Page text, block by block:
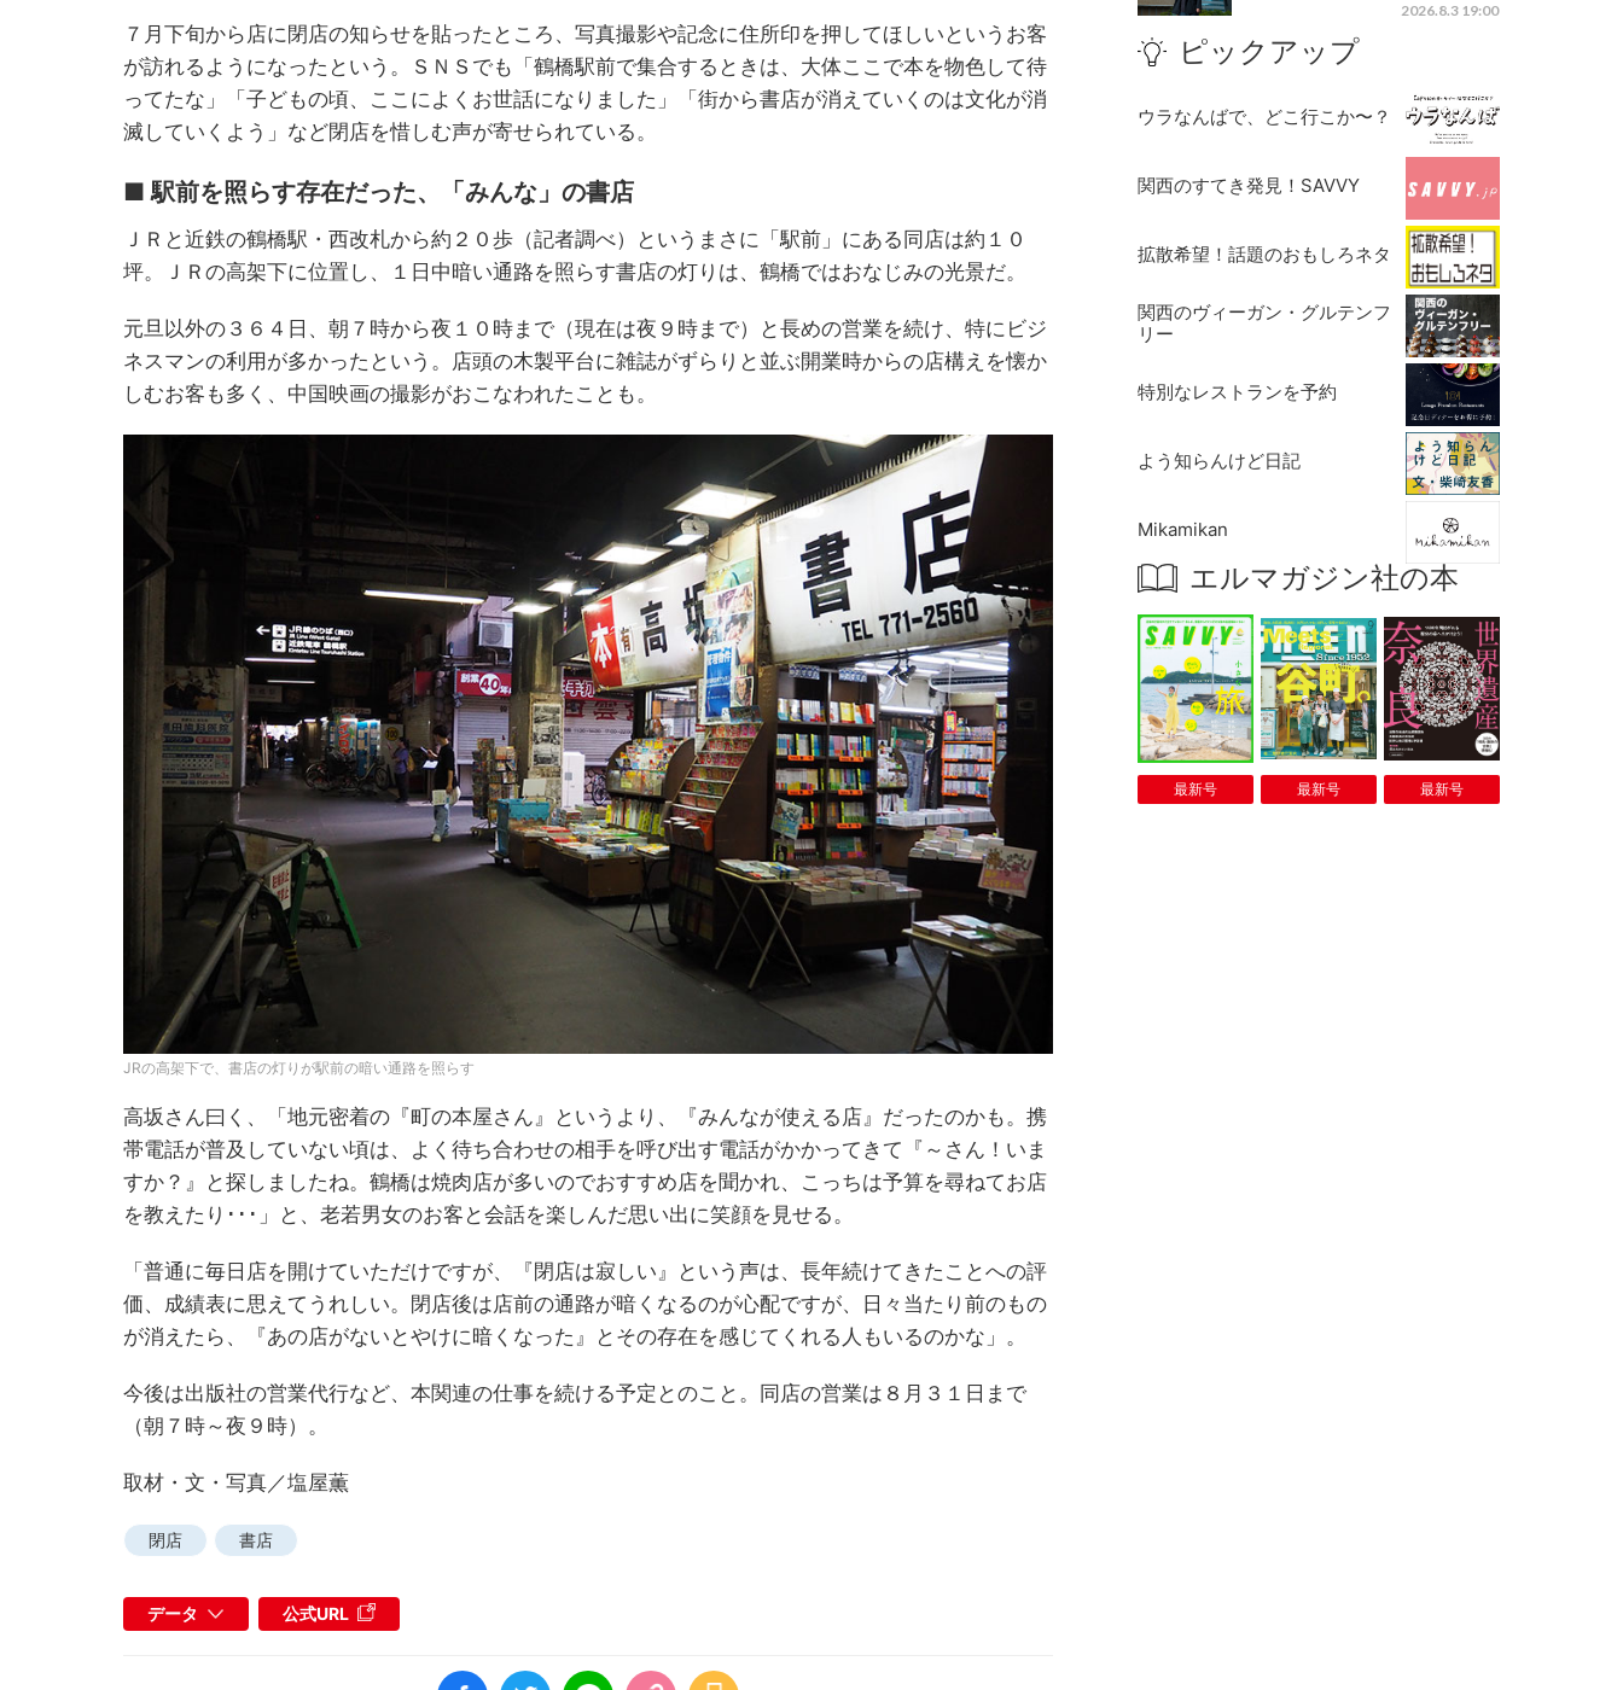
７月下旬から店に閉店の知らせを貼ったところ、写真撮影や記念に住所印を押してほしいというお客
が訪れるようになったという。ＳＮＳでも「鶴橋駅前で集合するときは、大体ここで本を物色して待
ってたな」「子どもの頃、ここによくお世話になりました」「街から書店が消えていくのは文化が消
滅していくよう」など閉店を惜しむ声が寄せられている。
■ 駅前を照らす存在だった、「みんな」の書店
ＪＲと近鉄の鶴橋駅・西改札から約２０歩（記者調べ）というまさに「駅前」にある同店は約１０
坪。ＪＲの高架下に位置し、１日中暗い通路を照らす書店の灯りは、鶴橋ではおなじみの光景だ。
元旦以外の３６４日、朝７時から夜１０時まで（現在は夜９時まで）と長めの営業を続け、特にビジ
ネスマンの利用が多かったという。店頭の木製平台に雑誌がずらりと並ぶ開業時からの店構えを懐か
しむお客も多く、中国映画の撮影がおこなわれたことも。
JRの高架下で、書店の灯りが駅前の暗い通路を照らす
高坂さん曰く、「地元密着の『町の本屋さん』というより、『みんなが使える店』だったのかも。携
帯電話が普及していない頃は、よく待ち合わせの相手を呼び出す電話がかかってきて『～さん！いま
すか？』と探しましたね。鶴橋は焼肉店が多いのでおすすめ店を聞かれ、こっちは予算を尋ねてお店
を教えたり･･･」と、老若男女のお客と会話を楽しんだ思い出に笑顔を見せる。
「普通に毎日店を開けていただけですが、『閉店は寂しい』という声は、長年続けてきたことへの評
価、成績表に思えてうれしい。閉店後は店前の通路が暗くなるのが心配ですが、日々当たり前のもの
が消えたら、『あの店がないとやけに暗くなった』とその存在を感じてくれる人もいるのかな」。
今後は出版社の営業代行など、本関連の仕事を続ける予定とのこと。同店の営業は８月３１日まで
（朝７時～夜９時）。
取材・文・写真／塩屋薫
閉店 書店
データ 公式URL
2026.8.3 19:00
ピックアップ
ウラなんばで、どこ行こか〜？
関西のすてき発見！SAVVY
拡散希望！話題のおもしろネタ
関西のヴィーガン・グルテンフ
リー
特別なレストランを予約
よう知らんけど日記
Mikamikan
エルマガジン社の本
最新号 最新号 最新号